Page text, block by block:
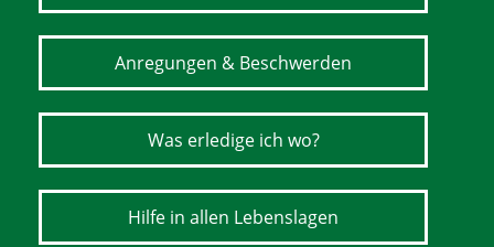
Anregungen & Beschwerden
Was erledige ich wo?
Hilfe in allen Lebenslagen